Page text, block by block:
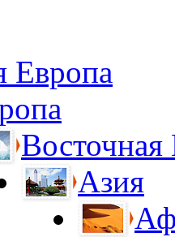
Восточная
Азия